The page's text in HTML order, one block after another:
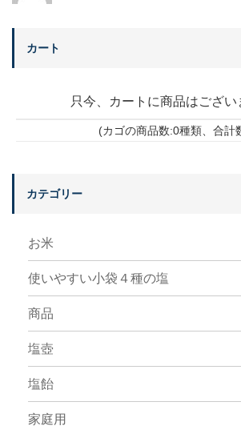
カート
只今、カートに商品はござい
(カゴの商品数:0種類、合計
カテゴリー
お米
使いやすい小袋４種の塩
商品
塩壺
塩飴
家庭用